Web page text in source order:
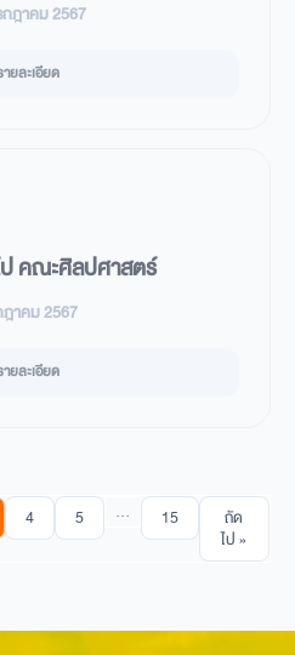
ฎาคม 2567
ยละเอียด
คณะศิลปศาสตร์
าคม 2567
ยละเอียด
4 5 … 15
ถัด
ไป »